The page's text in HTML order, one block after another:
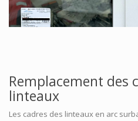
Remplacement des
linteaux
Les cadres des linteaux en arc